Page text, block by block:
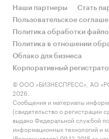
Наши партнеры
Стать
Пользовательское
Политика обработки
Политика в отношении
Облако для бизнеса
Корпоративный
© ООО «БИЗНЕСПРЕСС», АО
2026.
Сообщения и материалы
(свидетельство о регистрации
выдано Федеральной службой
информационных технологий и